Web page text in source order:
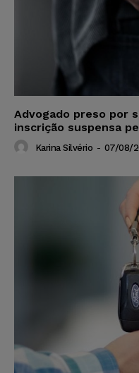
Advogado preso por
inscrição suspensa
Karina Silvério - 07/08/